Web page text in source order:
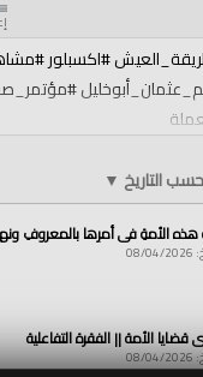
#اكسبلور
التاريخ ▼
هذه الأمةِ في أمرِها بالمعروفِ
قضايا الأمة || الفقرة التفاعلية